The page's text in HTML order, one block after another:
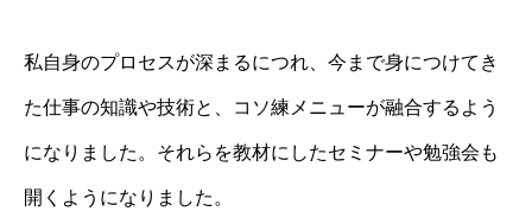
私自身のプロセスが深まるにつれ、今まで身につけてき
た仕事の知識や技術と、コソ練メニューが融合するよう
になりました。それらを教材にしたセミナーや勉強会も
開くようになりました。